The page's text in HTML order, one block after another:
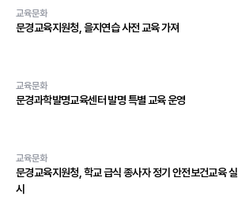
교육문화
문경교육지원청, 을지연습 사전 교육 가져
교육문화
문경과학발명교육센터 발명 특별 교육 운영
교육문화
문경교육지원청, 학교 급식 종사자 정기 안전보건교육 실
시